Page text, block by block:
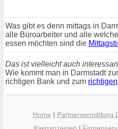
Was gibt es denn mittags in
alle Büroarbeiter und alle
essen möchten sind die
Das ist vielleicht auch
Wie kommt man in Darmstadt zur
richtigen Bank und zum
Home | Partnervermittlung